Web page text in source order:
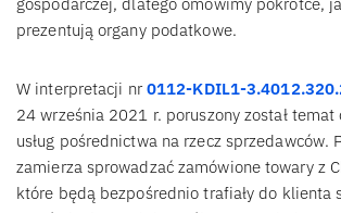
prezentują organy podatkowe.
W interpretacji nr0112-KDIL1-
24 września 2021 r. poruszony został
usług pośrednictwa na rzecz sprzedawców.
zamierza sprowadzać zamówione towary z
które będą bezpośrednio trafiały do klienta